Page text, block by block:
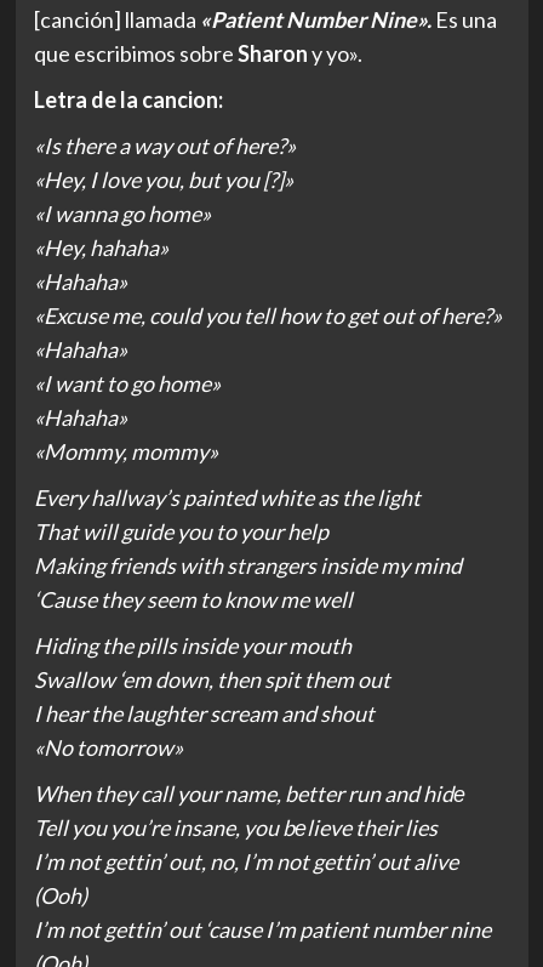
[canción] llamada «Patient Number Nine».Es una
que escribimos sobreSharony yo».
Letra de la cancion:
«Is there a way out of here?»
«Hey, I love you, but you [?]»
«I wanna go home»
«Hey, hahaha»
«Hahaha»
«Excuse me, could you tell how to get out of here?»
«Hahaha»
«I want to go home»
«Hahaha»
«Mommy, mommy»
Every hallway’s painted white as the light
That will guide you to your help
Making friends with strangers inside my mind
‘Cause they seem to know me well
Hiding the pills inside your mouth
Swallow ‘em down, then spit them out
I hear the laughter scream and shout
«No tomorrow»
When they call your name, better run and hidе
Tell you you’re insane, you bеlieve their lies
I’m not gettin’ out, no, I’m not gettin’ out alive
(Ooh)
I’m not gettin’ out ‘cause I’m patient number nine